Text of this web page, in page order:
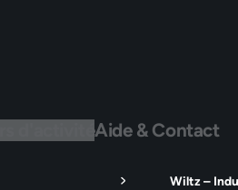
d'activitéAide & Contact
Wiltz –